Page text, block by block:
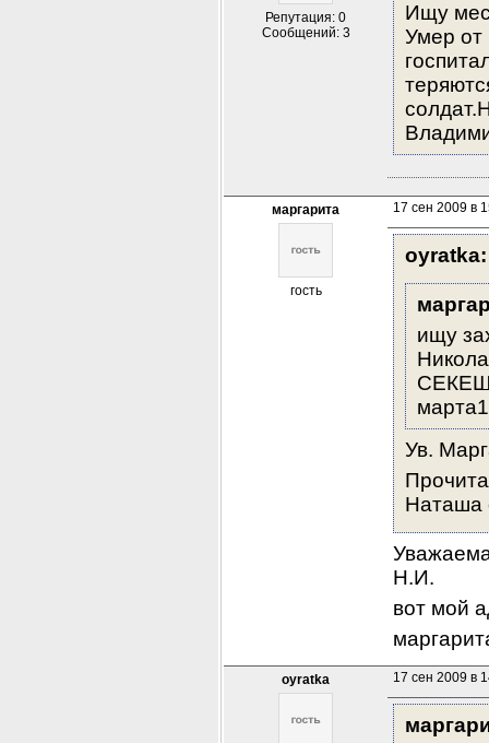
Репутация: 0
Сообщений: 3
Ищу
Умер от
маргарита
гость
17 сен 2009 в
oyratka:
ищу
Ув.
Наташа
Н.И.
вот мой
oyratka 17 сен 2009 в